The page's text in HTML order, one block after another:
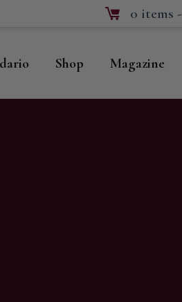
0 items -
Shop Magazine